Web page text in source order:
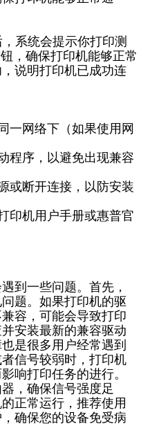
系统会提示你打印测
，确保打印机能够正常
说明打印机已成功连
一网络下（如果使用网
程序，以避免出现兼容
或断开连接，以防安装
印机用户手册或惠普官
到一些问题。首先，
题。如果打印机的驱
容，可能会导致打印
安装最新的兼容驱动
是很多用户经常遇到
信号较弱时，打印机
响打印任务的进行。
，确保信号强度足
正常运行，推荐使用
确保您的设备免受病